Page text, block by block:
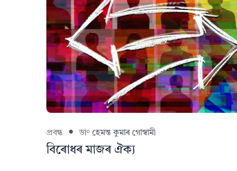
প্ৰবন্ধ ডা° হেমন্ত কুমাৰ গোস্বামী
বিৰোধৰ মাজৰ ঐক্য